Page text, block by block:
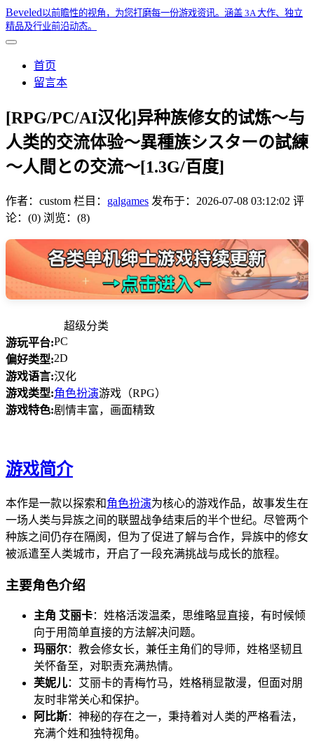
Beveled以前瞻性的视角，为您打磨每一份游戏资讯。涵盖 3A 大作、独立
精品及行业前沿动态。
首页
留言本
[RPG/PC/AI汉化]异种族修女的试炼～与
人类的交流体验～異種族シスターの試練
～人間との交流～[1.3G/百度]
作者： custom 栏目： galgames 发布于： 2026-07-08 03:12:02 评
论：(0) 浏览：(8)
超级分类
游玩平台:PC
偏好类型:2D
游戏语言:汉化
游戏类型:角色扮演游戏（RPG）
游戏特色:剧情丰富，画面精致
游戏简介
本作是一款以探索和角色扮演为核心的游戏作品，故事发生在
一场人类与异族之间的联盟战争结束后的半个世纪。尽管两个
种族之间仍存在隔阂，但为了促进了解与合作，异族中的修女
被派遣至人类城市，开启了一段充满挑战与成长的旅程。
主要角色介绍
主角 艾丽卡：姓格活泼温柔，思维略显直接，有时候倾
向于用简单直接的方法解决问题。
玛丽尔：教会修女长，兼任主角们的导师，姓格坚韧且
关怀备至，对职责充满热情。
芙妮儿：艾丽卡的青梅竹马，姓格稍显散漫，但面对朋
友时非常关心和保护。
阿比斯：神秘的存在之一，秉持着对人类的严格看法，
充满个姓和独特视角。